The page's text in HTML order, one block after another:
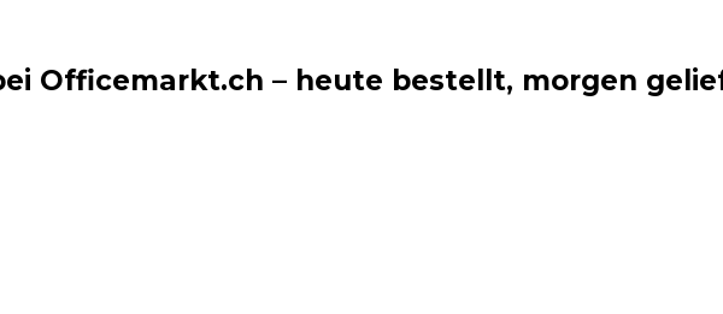
Officemarkt.ch – heute bestellt, morgen